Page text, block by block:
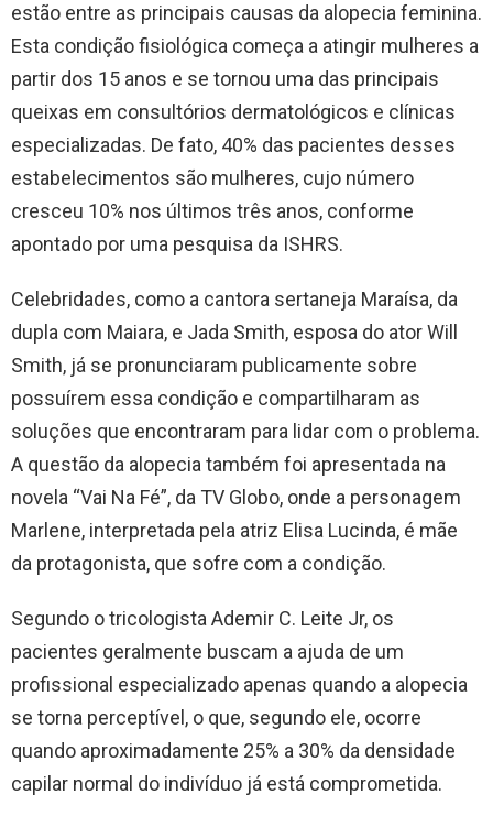
estão entre as principais causas da alopecia feminina.
Esta condição fisiológica começa a atingir mulheres a
partir dos 15 anos e se tornou uma das principais
queixas em consultórios dermatológicos e clínicas
especializadas. De fato, 40% das pacientes desses
estabelecimentos são mulheres, cujo número
cresceu 10% nos últimos três anos, conforme
apontado por uma pesquisa da ISHRS.
Celebridades, como a cantora sertaneja Maraísa, da
dupla com Maiara, e Jada Smith, esposa do ator Will
Smith, já se pronunciaram publicamente sobre
possuírem essa condição e compartilharam as
soluções que encontraram para lidar com o problema.
A questão da alopecia também foi apresentada na
novela “Vai Na Fé”, da TV Globo, onde a personagem
Marlene, interpretada pela atriz Elisa Lucinda, é mãe
da protagonista, que sofre com a condição.
Segundo o tricologista Ademir C. Leite Jr, os
pacientes geralmente buscam a ajuda de um
profissional especializado apenas quando a alopecia
se torna perceptível, o que, segundo ele, ocorre
quando aproximadamente 25% a 30% da densidade
capilar normal do indivíduo já está comprometida.